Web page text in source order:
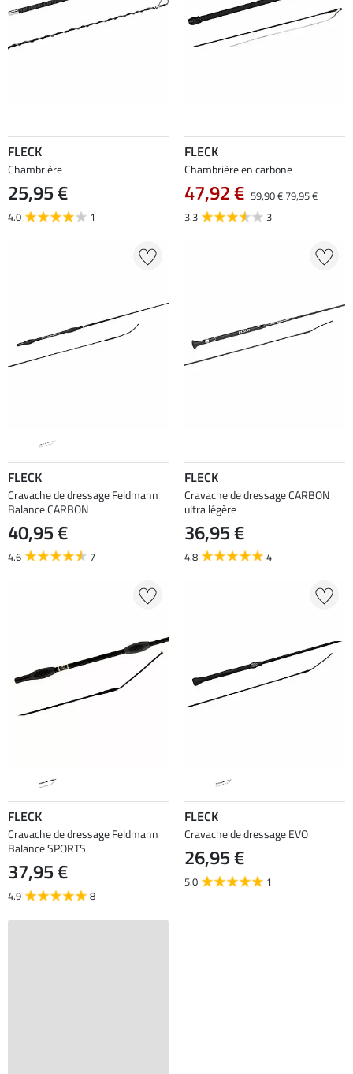
FLECK
Chambrière
25,95 €
4.0 1
FLECK
Chambrière en carbone
47,92 € 59,90 €79,95 €
3.3
3
FLECK
Cravache de dressage Feldmann
Balance CARBON
40,95 €
4.6 7
FLECK
Cravache de dressage CARBON
ultra légère
36,95 €
4.8 4
FLECK
Cravache de dressage Feldmann
Balance SPORTS
37,95 €
4.9 8
FLECK
Cravache de dressage EVO
26,95 €
5.0 1